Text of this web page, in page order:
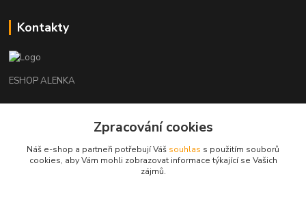
Kontakty
ESHOP ALENKA
+420602541312
orechovka@inmes.cz
Zpracování cookies
Náš e-shop a partneři potřebují Váš souhlas s použitím souborů
cookies, aby Vám mohli zobrazovat informace týkající se Vašich
zájmů.